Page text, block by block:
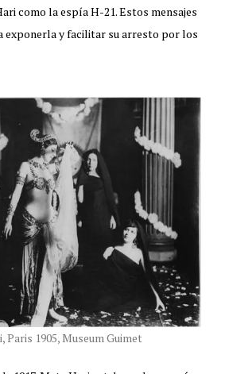
como la espía H-21. Estos mensajes
exponerla y facilitar su arresto por los
Paris 1905, Museum Guimet